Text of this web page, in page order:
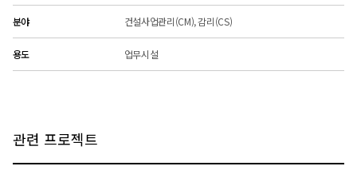
분야 건설사업관리(CM), 감리(CS)
용도 업무시설
관련 프로젝트